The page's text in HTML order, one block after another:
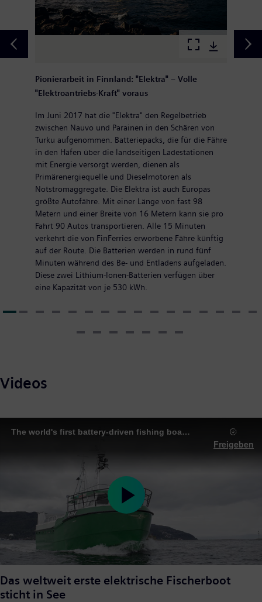
Pionierarbeit in Finnland: "Elektra" – Volle
"Elektroantriebs-Kraft" voraus
Im Juni 2017 hat die "Elektra" den Regelbetrieb
zwischen Nauvo und Parainen in den Schären von
Turku aufgenommen. Batteriepacks, die für die Fähre
in den Häfen über die landseitigen Ladestationen
mit Energie versorgt werden, dienen als
Primärenergiequelle und Dieselmotoren als
Notstromaggregate. Die Elektra ist auch Europas
größte Autofähre. Mit einer Länge von fast 98
Metern und einer Breite von 16 Metern kann sie pro
Fahrt 90 Autos transportieren. Alle 15 Minuten
verkehrt die von FinFerries erworbene Fähre künftig
auf der Route. Die Batterien werden in rund fünf
Minuten während des Be- und Entladens aufgeladen.
Diese zwei Lithium-Ionen-Batterien verfügen über
eine Kapazität von je 530 kWh.
Videos
The world's first battery-driven fishing boat goes into operation
Freigeben
Play
Video
Das weltweit erste elektrische Fischerboot
sticht in See